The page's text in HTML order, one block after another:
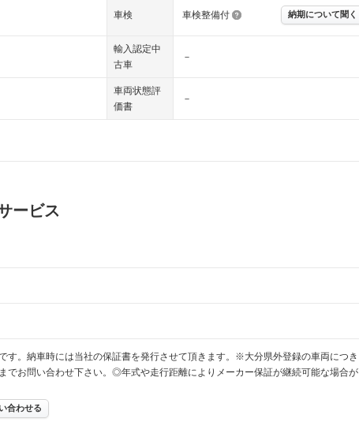
車検 車検整備付 納期について聞く
輸入認定中
古車
－
車両状態評
価書
－
ービス
す。納車時には当社の保証書を発行させて頂きます。※大分県外登録の車両につき
でお問い合わせ下さい。◎年式や走行距離によりメーカー保証が継続可能な場合が
合わせる